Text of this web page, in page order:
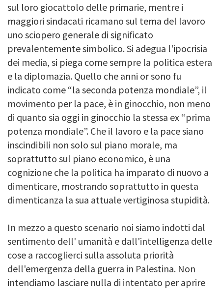
sul loro giocattolo delle primarie, mentre i
maggiori sindacati ricamano sul tema del lavoro
uno sciopero generale di significato
prevalentemente simbolico. Si adegua l'ipocrisia
dei media, si piega come sempre la politica estera
e la diplomazia. Quello che anni or sono fu
indicato come “la seconda potenza mondiale”, il
movimento per la pace, è in ginocchio, non meno
di quanto sia oggi in ginocchio la stessa ex “prima
potenza mondiale”. Che il lavoro e la pace siano
inscindibili non solo sul piano morale, ma
soprattutto sul piano economico, è una
cognizione che la politica ha imparato di nuovo a
dimenticare, mostrando soprattutto in questa
dimenticanza la sua attuale vertiginosa stupidità.
In mezzo a questo scenario noi siamo indotti dal
sentimento dell' umanità e dall'intelligenza delle
cose a raccoglierci sulla assoluta priorità
dell'emergenza della guerra in Palestina. Non
intendiamo lasciare nulla di intentato per aprire